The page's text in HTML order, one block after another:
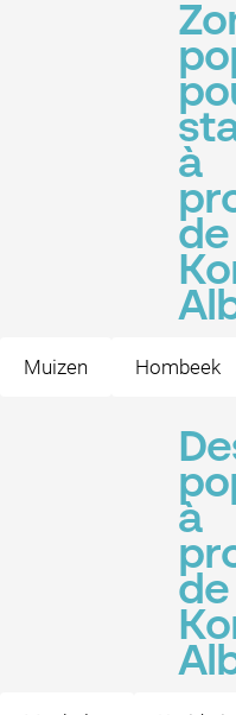
à
de
Muizen Hombeek
à
de